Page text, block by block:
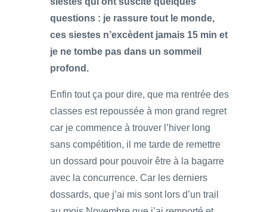
questions : je rassure tout le monde,
ces siestes n’excèdent jamais 15 min et
je ne tombe pas dans un sommeil
profond.
Enfin tout ça pour dire, que ma rentrée des
classes est repoussée à mon grand regret
car je commence à trouver l’hiver long
sans compétition, il me tarde de remettre
un dossard pour pouvoir être à la bagarre
avec la concurrence. Car les derniers
dossards, que j’ai mis sont lors d’un trail